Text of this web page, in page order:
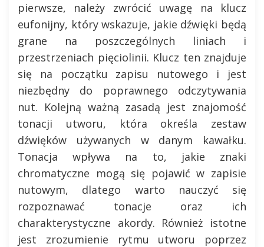
pierwsze, należy zwrócić uwagę na klucz
eufonijny, który wskazuje, jakie dźwięki będą
grane na poszczególnych liniach i
przestrzeniach pięciolinii. Klucz ten znajduje
się na początku zapisu nutowego i jest
niezbędny do poprawnego odczytywania
nut. Kolejną ważną zasadą jest znajomość
tonacji utworu, która określa zestaw
dźwięków używanych w danym kawałku.
Tonacja wpływa na to, jakie znaki
chromatyczne mogą się pojawić w zapisie
nutowym, dlatego warto nauczyć się
rozpoznawać tonacje oraz ich
charakterystyczne akordy. Również istotne
jest zrozumienie rytmu utworu poprzez